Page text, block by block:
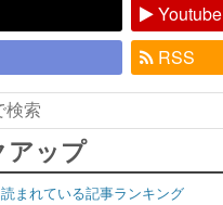
Youtube
RSS
アップ
まれている記事ランキング